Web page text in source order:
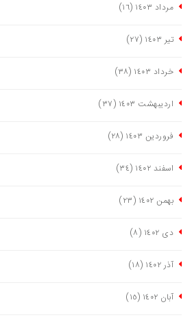
مرداد ١٤٠٣ (١٦)
تیر ١٤٠٣ (٢٧)
خرداد ١٤٠٣ (٣٨)
اردیبهشت ١٤٠٣ (٣٧)
فروردین ١٤٠٣ (٢٨)
اسفند ١٤٠٢ (٣٤)
بهمن ١٤٠٢ (٢٣)
دی ١٤٠٢ (٨)
آذر ١٤٠٢ (١٨)
آبان ١٤٠٢ (١٥)